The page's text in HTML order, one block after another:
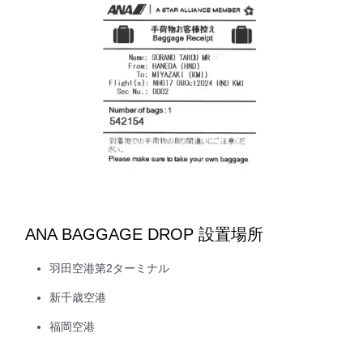
ANA BAGGAGE DROP 設置場所
羽田空港第2ターミナル
新千歳空港
福岡空港